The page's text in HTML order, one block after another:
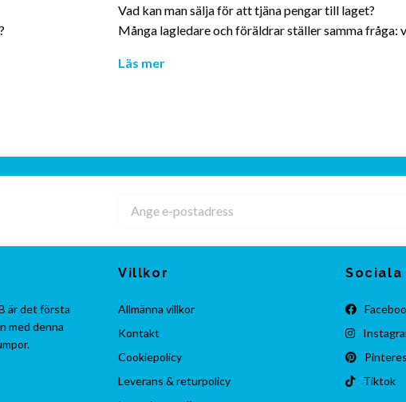
Vad kan man sälja för att tjäna pengar till laget?
Många lagledare och föräldrar ställer samma fråga:
Läs mer
är det första
med denna
Villkor
Allmänna villkor
Kontakt
Cookiepolicy
Leverans & returpolicy
Sociala
Tiktok